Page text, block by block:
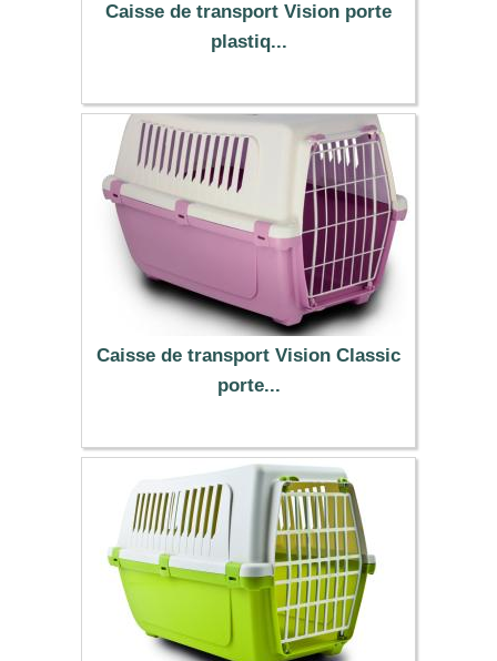
Caisse de transport Vision porte
plastiq...
12.99 €
Caisse de transport Vision Classic
porte...
13.90 €